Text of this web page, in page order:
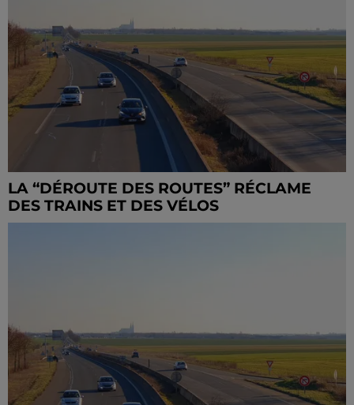
LA “DÉROUTE DES ROUTES” RÉCLAME
DES TRAINS ET DES VÉLOS